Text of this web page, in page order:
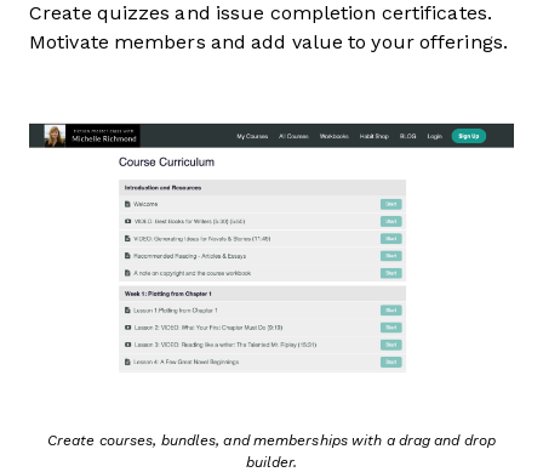
Create quizzes and issue completion certificates.
Motivate members and add value to your offerings.
Create courses, bundles, and memberships with a drag and drop
builder.